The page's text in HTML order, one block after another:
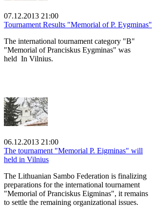
07.12.2013 21:00
Tournament Results "Memorial of P. Eygminas"
The international tournament category "B"
"Memorial of Pranciskus Eygminas" was
held In Vilnius.
06.12.2013 21:00
The tournament "Memorial P. Eigminas" will
held in Vilnius
The Lithuanian Sambo Federation is finalizing
preparations for the international tournament
"Memorial of Pranciskus Eigminas", it remains
to settle the remaining organizational issues.